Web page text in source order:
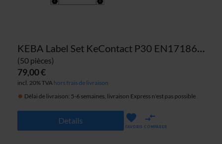
KEBA Label Set KeContact P30 EN17186 câble DE 11kW
(50 pièces)
79,00 €
incl. 20% TVA hors frais de livraison
Délai de livraison: 5-6 semaines, livraison Express n'est pas possible
Details
FAVORIS COMPARER